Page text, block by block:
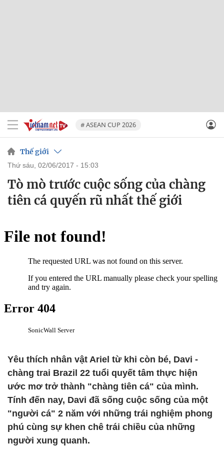
# ASEAN CUP 2026
Thế giới
thứ sáu, 02/06/2017 - 15:03
Tò mò trước cuộc sống của chàng
tiên cá quyến rũ nhất thế giới
Yêu thích nhân vật Ariel từ khi còn bé, Davi -
chàng trai Brazil 22 tuổi quyết tâm thực hiện
ước mơ trở thành "chàng tiên cá" của mình.
Tính đến nay, Davi đã sống cuộc sống của một
"người cá" 2 năm với những trái nghiệm phong
phú cùng sự khen chê trái chiều của những
người xung quanh.